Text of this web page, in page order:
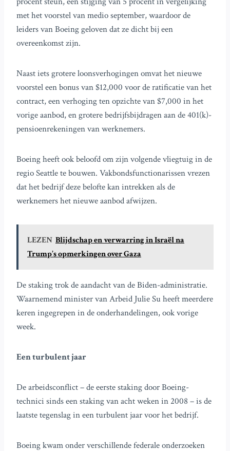
met het voorstel van medio september, waardoor de
leiders van Boeing geloven dat ze dicht bij een
overeenkomst zijn.
Naast iets grotere loonsverhogingen omvat het nieuwe
voorstel een bonus van $12,000 voor de ratificatie van het
contract, een verhoging ten opzichte van $7,000 in het
vorige aanbod, en grotere bedrijfsbijdragen aan de 401(k)-
pensioenrekeningen van werknemers.
Boeing heeft ook beloofd om zijn volgende vliegtuig in de
regio Seattle te bouwen. Vakbondsfunctionarissen vrezen
dat het bedrijf deze belofte kan intrekken als de
werknemers het nieuwe aanbod afwijzen.
LEZEN Blijdschap en verwarring in Israël na
Trump’s opmerkingen over Gaza
De staking trok de aandacht van de Biden-administratie.
Waarnemend minister van Arbeid Julie Su heeft meerdere
keren ingegrepen in de onderhandelingen, ook vorige
week.
Een turbulent jaar
De arbeidsconflict – de eerste staking door Boeing-
technici sinds een staking van acht weken in 2008 – is de
laatste tegenslag in een turbulent jaar voor het bedrijf.
Boeing kwam onder verschillende federale onderzoeken